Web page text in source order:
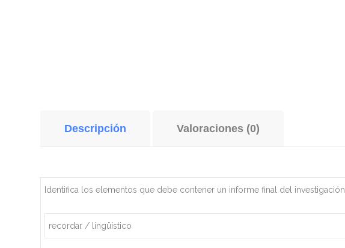
Descripción Valoraciones (0)
Identifica los elementos que debe contener un informe final del investigación.
recordar / lingüístico